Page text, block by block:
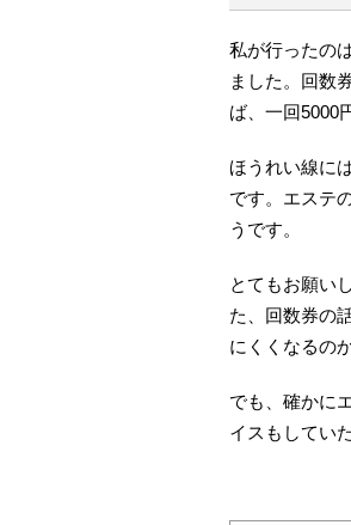
私が行ったの
ました。回数
ば、一回5000
ほうれい線に
です。エステ
うです。
とてもお願い
た、回数券の
にくくなるの
でも、確かに
イスもしてい